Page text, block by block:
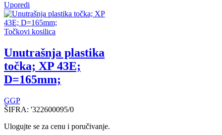
Uporedi
Točkovi kosilica
Unutrašnja plastika
točka; XP 43E;
D=165mm;
GGP
ŠIFRA: '322600095/0
Ulogujte se za cenu i poručivanje.